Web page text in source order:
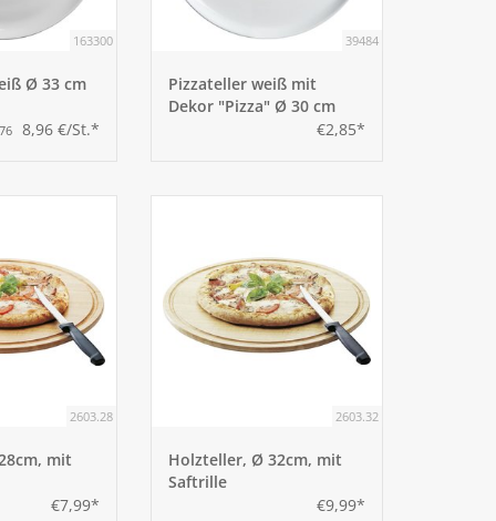
163300
Ø 33 cm
8,96 €/St.*
39484
Pizzateller weiß mit
Dekor "Pizza" Ø 30 cm
€2,85*
2603.28
mit
€7,99*
2603.32
Holzteller, Ø 32cm, mit
Saftrille
€9,99*